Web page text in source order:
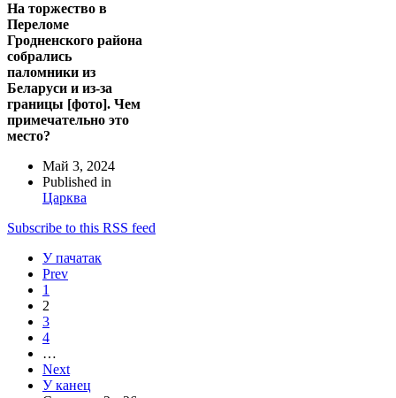
На торжество в
Переломе
Гродненского района
собрались
паломники из
Беларуси и из-за
границы [фото]. Чем
примечательно это
место?
Май 3, 2024
Published in
Царква
Subscribe to this RSS feed
У пачатак
Prev
1
2
3
4
…
Next
У канец